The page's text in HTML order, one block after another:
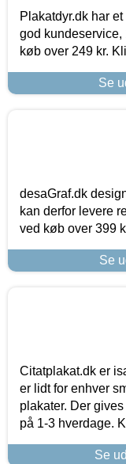
Plakatdyr.dk har
god kundeservice,
køb over 249 kr.
Se
desaGraf.dk
kan derfor levere
ved køb over 399
Se
Citatplakat.dk er
er lidt for enhver
plakater. Der
på 1-3 hverdage.
Se